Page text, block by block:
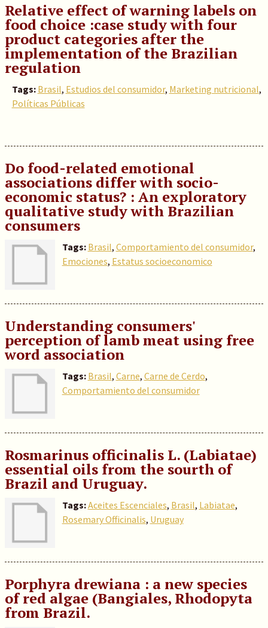
Relative effect of warning labels on
food choice :case study with four
product categories after the
implementation of the Brazilian
regulation
Tags: Brasil, Estudios del consumidor, Marketing nutricional,
Políticas Públicas
Do food-related emotional
associations differ with socio-
economic status? : An exploratory
qualitative study with Brazilian
consumers
Tags: Brasil, Comportamiento del consumidor,
Emociones, Estatus socioeconomico
Understanding consumers'
perception of lamb meat using free
word association
Tags: Brasil, Carne, Carne de Cerdo,
Comportamiento del consumidor
Rosmarinus officinalis L. (Labiatae)
essential oils from the sourth of
Brazil and Uruguay.
Tags:Aceites Escenciales, Brasil, Labiatae,
Rosemary Officinalis, Uruguay
Porphyra drewiana : a new species
of red algae (Bangiales, Rhodopyta
from Brazil.